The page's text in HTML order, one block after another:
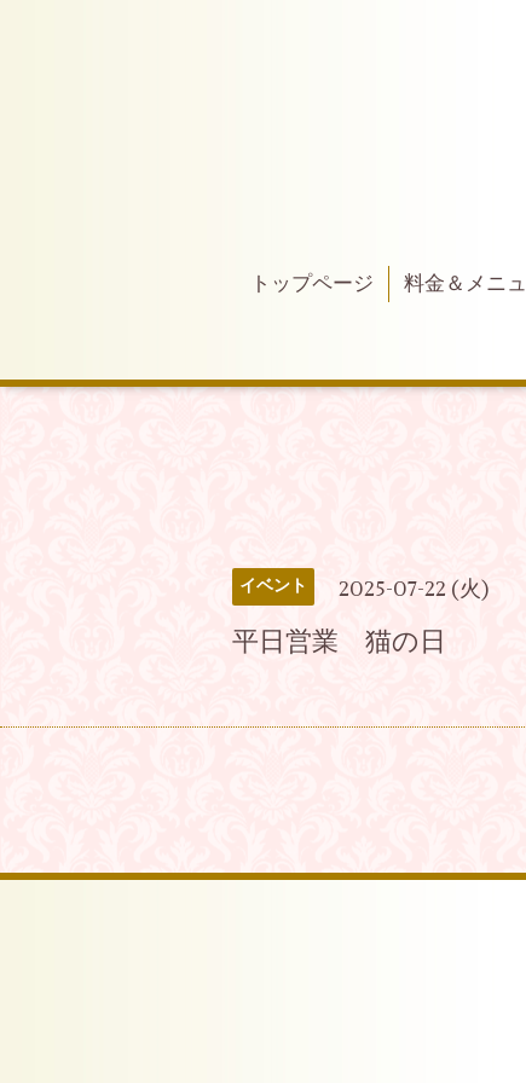
トップページ 料金＆メニ
イベント 2025-07-22 (火)
平日営業 猫の日